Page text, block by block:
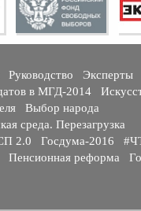
Руководство
Эксперты
в МГД-2014
Выбор народа
среда. Перезагрузка
2.0 Госдума-2016
Пенсионная реформа